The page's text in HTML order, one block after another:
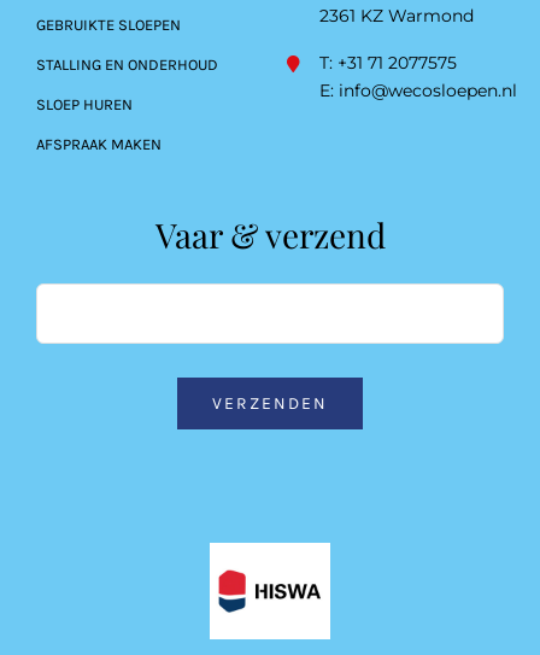
GEBRUIKTE SLOEPEN
STALLING EN ONDERHOUD
SLOEP HUREN
AFSPRAAK MAKEN
2361 KZ Warmond
T: +31 71 2077575
E: info@wecosloepen.nl
Vaar & verzend
VERZENDEN